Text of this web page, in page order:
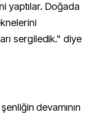
yaptılar. Doğada
sergiledik." diye
devamının